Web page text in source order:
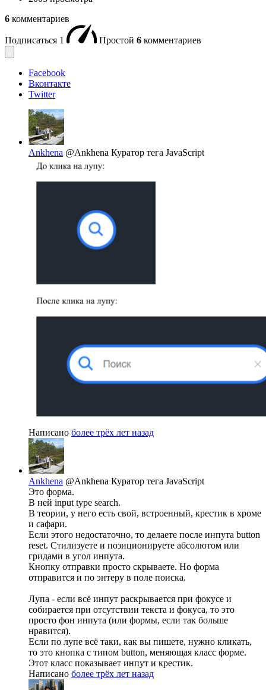
6 комментариев
Подписаться 1 Простой 6 комментариев
Facebook
Вконтакте
Twitter
Ankhena @Ankhena Куратор тега JavaScript
Написано более трёх лет назад
Ankhena @Ankhena Куратор тега JavaScript
Это форма.
В ней input type search.
В теории, у него есть свой, встроенный, крестик в хроме
и сафари.
Если этого недостаточно, то делаете после инпута button
reset. Стилизуете и позиционируете абсолютом или
гридами в угол инпута.
Кнопку отправки просто скрываете. Но форма
отправится и по энтеру в поле поиска.
Лупа - если всё инпут раскрывается при фокусе и
собирается при отсутствии текста и фокуса, то это
просто фон инпута (или формы, если так больше
нравится).
Если по лупе всё таки, как вы пишете, нужно кликать,
то это кнопка с типом button, меняющая класс форме.
Этот класс показывает инпут и крестик.
Написано более трёх лет назад